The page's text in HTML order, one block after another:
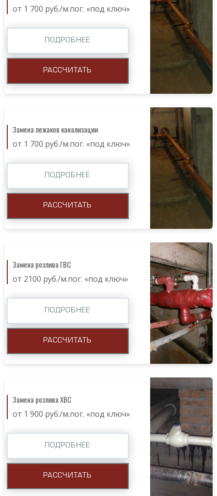
от 1 700 руб./м.пог. «под ключ»
ПОДРОБНЕЕ
РАССЧИТАТЬ
Замена лежаков канализации
от 1 700 руб./м.пог. «под ключ»
ПОДРОБНЕЕ
РАССЧИТАТЬ
Замена розлива ГВС
от 2100 руб./м.пог. «под ключ»
ПОДРОБНЕЕ
РАССЧИТАТЬ
Замена розлива ХВС
от 1 900 руб./м.пог. «под ключ»
ПОДРОБНЕЕ
РАССЧИТАТЬ